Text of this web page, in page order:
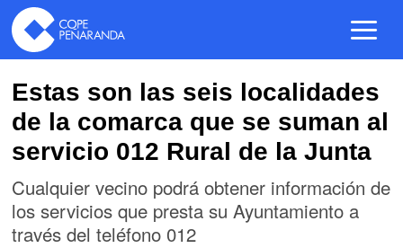
Estas son las seis localidades
de la comarca que se suman al
servicio 012 Rural de la Junta
Cualquier vecino podrá obtener información de
los servicios que presta su Ayuntamiento a
través del teléfono 012